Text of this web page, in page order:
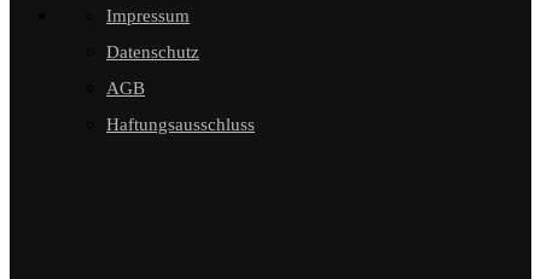
Impressum
Datenschutz
AGB
Haftungsausschluss